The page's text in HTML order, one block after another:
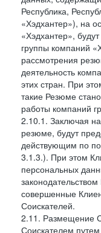
Республика,
«Хэдхантер»), на
«Хэдхантер»,
группы компаний
рассмотрения
деятельность
этих стран. При
такие Резюме
работы компаний
2.10.1. Заключая
резюме, будут
действующим по
3.1.3.). При этом
персональных
совершенные
Соискателей.
2.11. Размещение
Соискателем